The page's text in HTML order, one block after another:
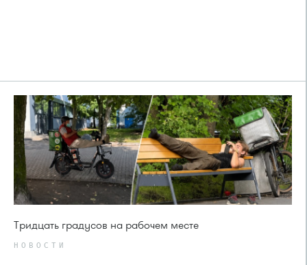
Тридцать градусов на рабочем месте
НОВОСТИ